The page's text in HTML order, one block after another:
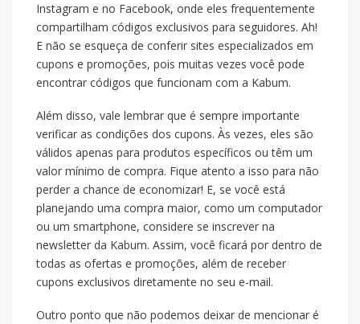
Instagram e no Facebook, onde eles frequentemente
compartilham códigos exclusivos para seguidores. Ah!
E não se esqueça de conferir sites especializados em
cupons e promoções, pois muitas vezes você pode
encontrar códigos que funcionam com a Kabum.
Além disso, vale lembrar que é sempre importante
verificar as condições dos cupons. Às vezes, eles são
válidos apenas para produtos específicos ou têm um
valor mínimo de compra. Fique atento a isso para não
perder a chance de economizar! E, se você está
planejando uma compra maior, como um computador
ou um smartphone, considere se inscrever na
newsletter da Kabum. Assim, você ficará por dentro de
todas as ofertas e promoções, além de receber
cupons exclusivos diretamente no seu e-mail.
Outro ponto que não podemos deixar de mencionar é